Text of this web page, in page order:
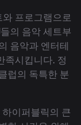
프로그램으로
의 음악 세트부
음악과 엔터테
족시킵니다. 정
럽의 독특한 분
이퍼블릭의 큰